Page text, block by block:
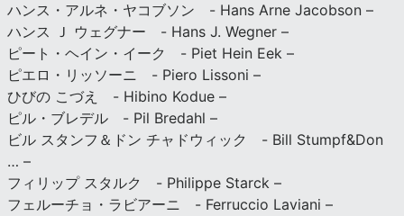
ハンス・アルネ・ヤコブソン - Hans Arne Jacobson –
ハンス Ｊ ウェグナー - Hans J. Wegner –
ピート・ヘイン・イーク - Piet Hein Eek –
ピエロ・リッソーニ - Piero Lissoni –
ひびの こづえ - Hibino Kodue –
ピル・ブレデル - Pil Bredahl –
ビル スタンフ＆ドン チャドウィック - Bill Stumpf&Don
… –
フィリップ スタルク - Philippe Starck –
フェルーチョ・ラビアーニ - Ferruccio Laviani –